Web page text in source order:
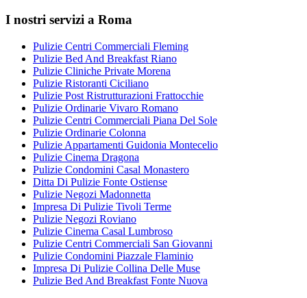
I nostri servizi a Roma
Pulizie Centri Commerciali Fleming
Pulizie Bed And Breakfast Riano
Pulizie Cliniche Private Morena
Pulizie Ristoranti Ciciliano
Pulizie Post Ristrutturazioni Frattocchie
Pulizie Ordinarie Vivaro Romano
Pulizie Centri Commerciali Piana Del Sole
Pulizie Ordinarie Colonna
Pulizie Appartamenti Guidonia Montecelio
Pulizie Cinema Dragona
Pulizie Condomini Casal Monastero
Ditta Di Pulizie Fonte Ostiense
Pulizie Negozi Madonnetta
Impresa Di Pulizie Tivoli Terme
Pulizie Negozi Roviano
Pulizie Cinema Casal Lumbroso
Pulizie Centri Commerciali San Giovanni
Pulizie Condomini Piazzale Flaminio
Impresa Di Pulizie Collina Delle Muse
Pulizie Bed And Breakfast Fonte Nuova